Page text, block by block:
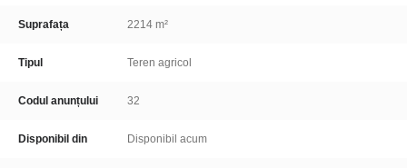
Suprafața 2214 m²
Tipul Teren agricol
Codul anunțului 32
Disponibil din Disponibil acum